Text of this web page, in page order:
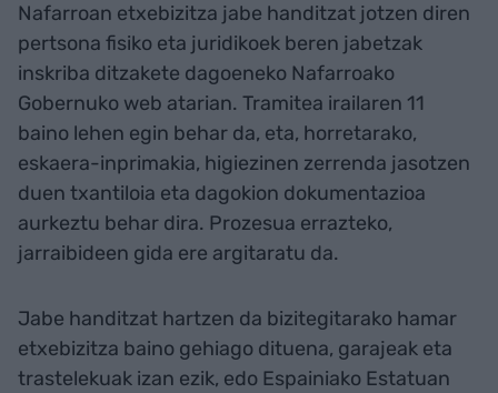
Nafarroan etxebizitza jabe handitzat jotzen diren
pertsona fisiko eta juridikoek beren jabetzak
inskriba ditzakete dagoeneko Nafarroako
Gobernuko web atarian. Tramitea irailaren 11
baino lehen egin behar da, eta, horretarako,
eskaera-inprimakia, higiezinen zerrenda jasotzen
duen txantiloia eta dagokion dokumentazioa
aurkeztu behar dira. Prozesua errazteko,
jarraibideen gida ere argitaratu da.
Jabe handitzat hartzen da bizitegitarako hamar
etxebizitza baino gehiago dituena, garajeak eta
trastelekuak izan ezik, edo Espainiako Estatuan